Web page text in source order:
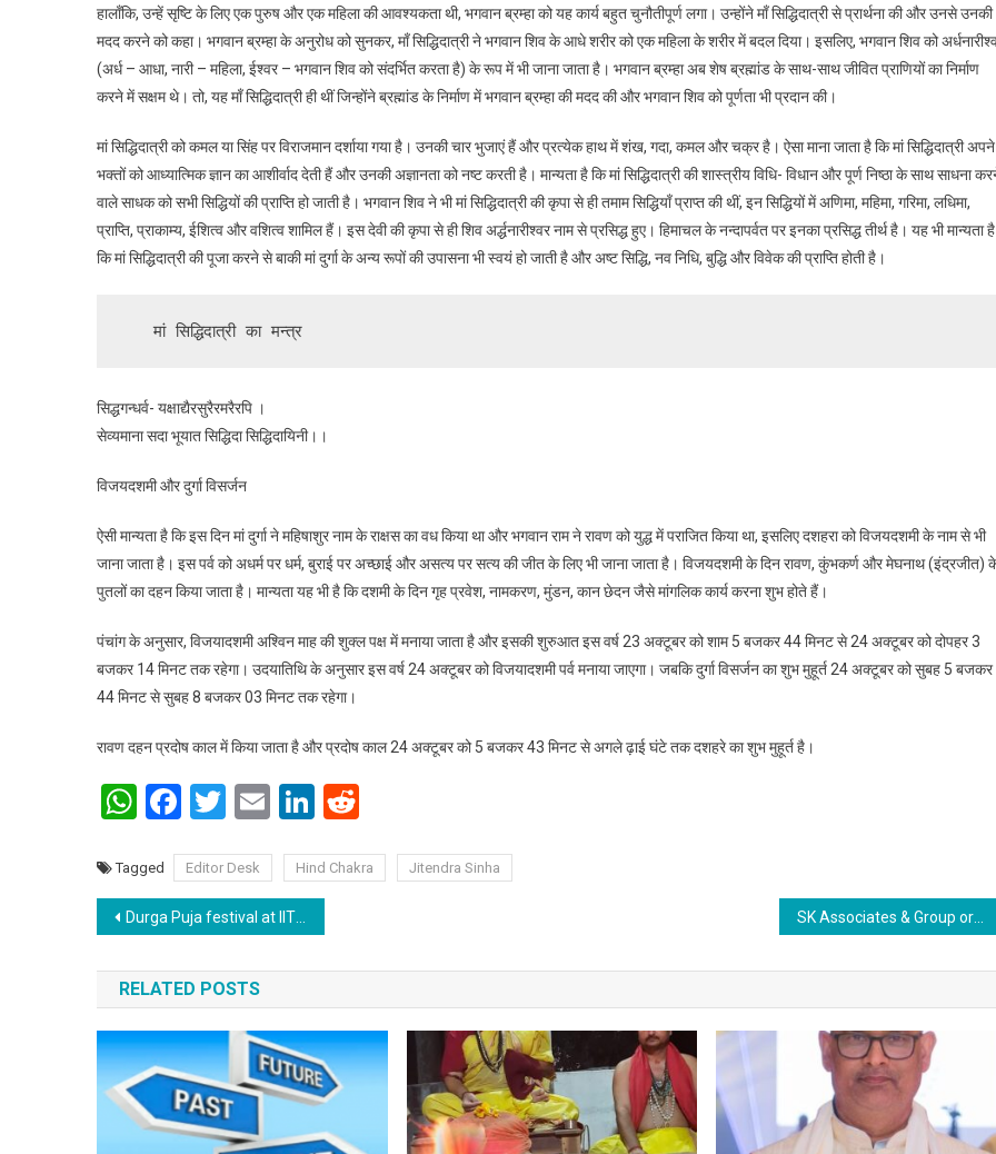
हालाँकि, उन्हें सृष्टि के लिए एक पुरुष और एक महिला की आवश्यकता थी, भगवान ब्रम्हा को यह कार्य बहुत चुनौतीपूर्ण लगा। उन्होंने माँ सिद्धिदात्री से प्रार्थना की और उनसे उनकी
मदद करने को कहा। भगवान ब्रम्हा के अनुरोध को सुनकर, माँ सिद्धिदात्री ने भगवान शिव के आधे शरीर को एक महिला के शरीर में बदल दिया। इसलिए, भगवान शिव को
(अर्ध – आधा, नारी – महिला, ईश्वर – भगवान शिव को संदर्भित करता है) के रूप में भी जाना जाता है। भगवान ब्रम्हा अब शेष ब्रह्मांड के साथ-साथ जीवित प्राणियों का निर्माण
करने में सक्षम थे। तो, यह माँ सिद्धिदात्री ही थीं जिन्होंने ब्रह्मांड के निर्माण में भगवान ब्रम्हा की मदद की और भगवान शिव को पूर्णता भी प्रदान की।
मां सिद्धिदात्री को कमल या सिंह पर विराजमान दर्शाया गया है। उनकी चार भुजाएं हैं और प्रत्येक हाथ में शंख, गदा, कमल और चक्र है। ऐसा माना जाता है कि मां सिद्धिदात्री अपने
भक्तों को आध्यात्मिक ज्ञान का आशीर्वाद देती हैं और उनकी अज्ञानता को नष्ट करती है। मान्यता है कि मां सिद्धिदात्री की शास्त्रीय विधि- विधान और पूर्ण निष्ठा के साथ साधना
वाले साधक को सभी सिद्धियों की प्राप्ति हो जाती है। भगवान शिव ने भी मां सिद्धिदात्री की कृपा से ही तमाम सिद्धियाँ प्राप्त की थीं, इन सिद्धियों में अणिमा, महिमा, गरिमा, लधिमा,
प्राप्ति, प्राकाम्य, ईशित्व और वशित्व शामिल हैं। इस देवी की कृपा से ही शिव अर्द्धनारीश्वर नाम से प्रसिद्ध हुए। हिमाचल के नन्दापर्वत पर इनका प्रसिद्ध तीर्थ है। यह भी मान्यता है
कि मां सिद्धिदात्री की पूजा करने से बाकी मां दुर्गा के अन्य रूपों की उपासना भी स्वयं हो जाती है और अष्ट सिद्धि, नव निधि, बुद्धि और विवेक की प्राप्ति होती है।
   मां सिद्धिदात्री का मन्त्र
सिद्धगन्धर्व- यक्षाद्यैरसुरैरमरैरपि ।
सेव्यमाना सदा भूयात सिद्धिदा सिद्धिदायिनी।।
विजयदशमी और दुर्गा विसर्जन
ऐसी मान्यता है कि इस दिन मां दुर्गा ने महिषाशुर नाम के राक्षस का वध किया था और भगवान राम ने रावण को युद्ध में पराजित किया था, इसलिए दशहरा को विजयदशमी के नाम से भी
जाना जाता है। इस पर्व को अधर्म पर धर्म, बुराई पर अच्छाई और असत्य पर सत्य की जीत के लिए भी जाना जाता है। विजयदशमी के दिन रावण, कुंभकर्ण और मेघनाथ (इंद्रजीत)
पुतलों का दहन किया जाता है। मान्यता यह भी है कि दशमी के दिन गृह प्रवेश, नामकरण, मुंडन, कान छेदन जैसे मांगलिक कार्य करना शुभ होते हैं।
पंचांग के अनुसार, विजयादशमी अश्विन माह की शुक्ल पक्ष में मनाया जाता है और इसकी शुरुआत इस वर्ष 23 अक्टूबर को शाम 5 बजकर 44 मिनट से 24 अक्टूबर को दोपहर 3
बजकर 14 मिनट तक रहेगा। उदयातिथि के अनुसार इस वर्ष 24 अक्टूबर को विजयादशमी पर्व मनाया जाएगा। जबकि दुर्गा विसर्जन का शुभ मुहूर्त 24 अक्टूबर को सुबह 5 बजकर
44 मिनट से सुबह 8 बजकर 03 मिनट तक रहेगा।
रावण दहन प्रदोष काल में किया जाता है और प्रदोष काल 24 अक्टूबर को 5 बजकर 43 मिनट से अगले ढ़ाई घंटे तक दशहरे का शुभ मुहूर्त है।
WhatsApp
Facebook
Twitter
EmailLinkedIn
Tagged Editor Desk Hind Chakra Jitendra Sinha
Post navigation
Durga Puja festival at IIT Patna reflects the cultural harmony among the students from different parts of the country
RELATED POSTS